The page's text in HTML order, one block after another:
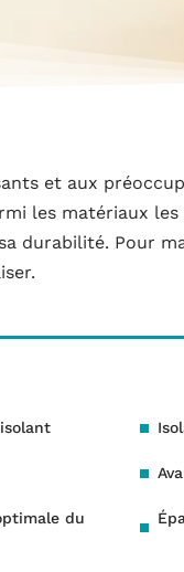
et aux
les matériaux
durabilité. Pour
du